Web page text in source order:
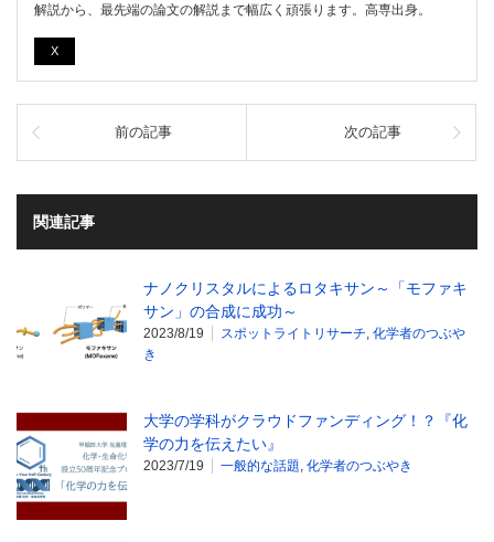
解説から、最先端の論文の解説まで幅広く頑張ります。高専出身。
X
前の記事 次の記事
関連記事
ナノクリスタルによるロタキサン～「モファキ
サン」の合成に成功～
2023/8/19 スポットライトリサーチ, 化学者のつぶや
き
大学の学科がクラウドファンディング！？『化
学の力を伝えたい』
2023/7/19 一般的な話題, 化学者のつぶやき